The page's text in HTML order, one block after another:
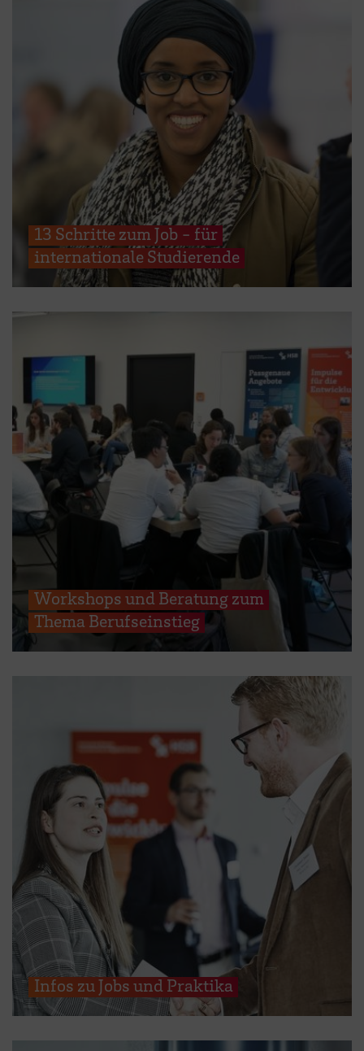
13 Schritte zum Job - für
internationale Studierende
Workshops und Beratung zum
Thema Berufseinstieg
Infos zu Jobs und Praktika